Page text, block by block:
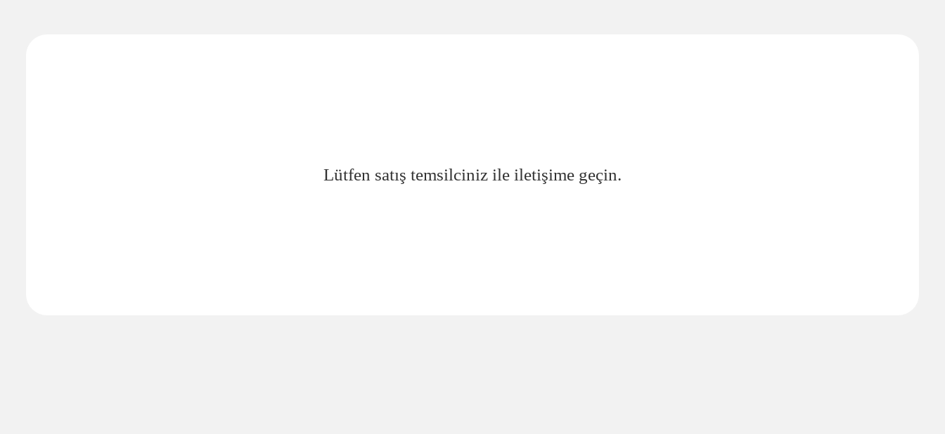
Lütfen satış temsilciniz ile iletişime geçin.